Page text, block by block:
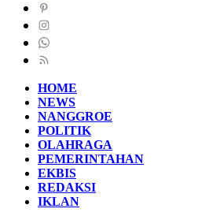
HOME
NEWS
NANGGROE
POLITIK
OLAHRAGA
PEMERINTAHAN
EKBIS
REDAKSI
IKLAN